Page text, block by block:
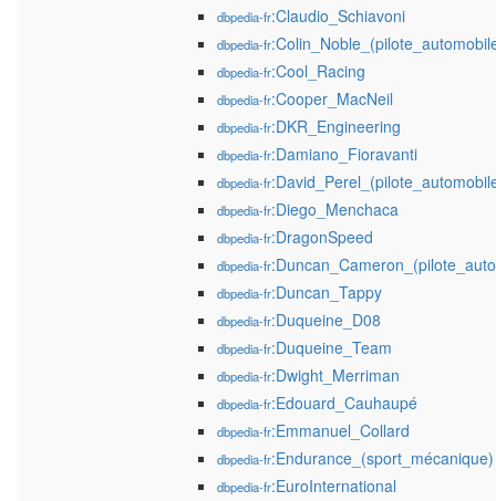
dbpedia-fr:Claudio_Schiavoni
dbpedia-fr
dbpedia-fr:Cool_Racing
dbpedia-fr:Cooper_MacNeil
dbpedia-fr:DKR_Engineering
dbpedia-fr:Damiano_Fioravanti
dbpedia-fr
dbpedia-fr:Diego_Menchaca
dbpedia-fr:DragonSpeed
dbpedia-fr
dbpedia-fr:Duncan_Tappy
dbpedia-fr:Duqueine_D08
dbpedia-fr:Duqueine_Team
dbpedia-fr:Dwight_Merriman
dbpedia-fr:Edouard_Cauhaupé
dbpedia-fr:Emmanuel_Collard
dbpedia-fr:Endurance_(sport_mécanique)
dbpedia-fr:EuroInternational